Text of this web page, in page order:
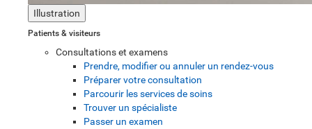
Illustration
Patients & visiteurs
Consultations et examens
Prendre, modifier ou annuler un rendez-vous
Préparer votre consultation
Parcourir les services de soins
Trouver un spécialiste
Passer un examen